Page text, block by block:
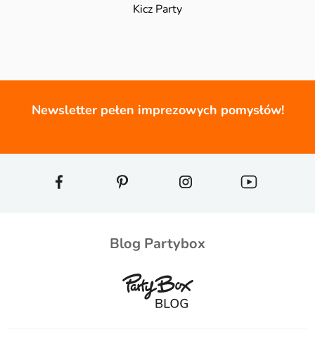
Kicz Party
Newsletter pełen imprezowych pomysłów!
Blog Partybox